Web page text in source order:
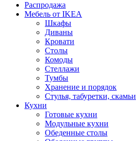
Распродажа
Мебель от IKEA
Шкафы
Диваны
Кровати
Столы
Комоды
Стеллажи
Тумбы
Хранение и порядок
Стулья, табуретки, скамьи
Кухни
Готовые кухни
Модульные кухни
Обеденные столы